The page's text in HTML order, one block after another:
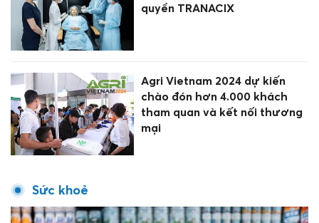
quyền TRANACIX
Agri Vietnam 2024 dự kiến
chào đón hơn 4.000 khách
tham quan và kết nối thương
mại
Sức khoẻ